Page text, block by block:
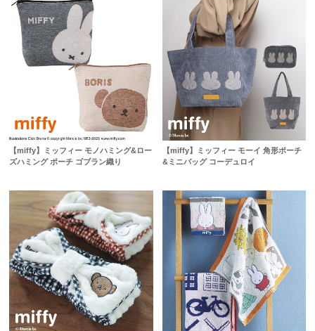
【miffy】ミッフィー モノハミング&ロー
ズハミング ポーチ ゴブラン織り
【miffy】ミッフィー モーイ 角形ポーチ
&ミニバッグ コーデュロイ